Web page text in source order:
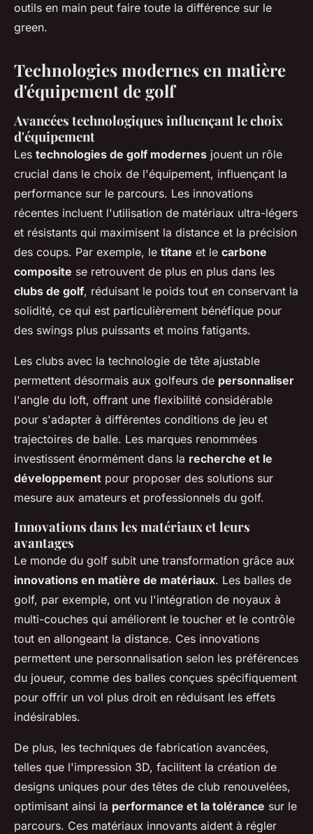
outils en main peut faire toute la différence sur le
green.
Technologies modernes en matière
d'équipement de golf
Avancées technologiques influençant le choix
d'équipement
Les technologies de golf modernes jouent un rôle
crucial dans le choix de l'équipement, influençant la
performance sur le parcours. Les innovations
récentes incluent l'utilisation de matériaux ultra-légers
et résistants qui maximisent la distance et la précision
des coups. Par exemple, le titane et le carbone
composite se retrouvent de plus en plus dans les
clubs de golf, réduisant le poids tout en conservant la
solidité, ce qui est particulièrement bénéfique pour
des swings plus puissants et moins fatigants.
Les clubs avec la technologie de tête ajustable
permettent désormais aux golfeurs de personnaliser
l'angle du loft, offrant une flexibilité considérable
pour s'adapter à différentes conditions de jeu et
trajectoires de balle. Les marques renommées
investissent énormément dans la recherche et le
développement pour proposer des solutions sur
mesure aux amateurs et professionnels du golf.
Innovations dans les matériaux et leurs
avantages
Le monde du golf subit une transformation grâce aux
innovations en matière de matériaux. Les balles de
golf, par exemple, ont vu l'intégration de noyaux à
multi-couches qui améliorent le toucher et le contrôle
tout en allongeant la distance. Ces innovations
permettent une personnalisation selon les préférences
du joueur, comme des balles conçues spécifiquement
pour offrir un vol plus droit en réduisant les effets
indésirables.
De plus, les techniques de fabrication avancées,
telles que l'impression 3D, facilitent la création de
designs uniques pour des têtes de club renouvelées,
optimisant ainsi la performance et la tolérance sur le
parcours. Ces matériaux innovants aident à régler